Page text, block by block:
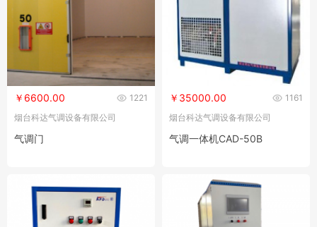
1221
￥6600.00
烟台科达气调设备有限公司
气调门
1161
￥35000.00
烟台科达气调设备有限公司
气调一体机CAD-50B